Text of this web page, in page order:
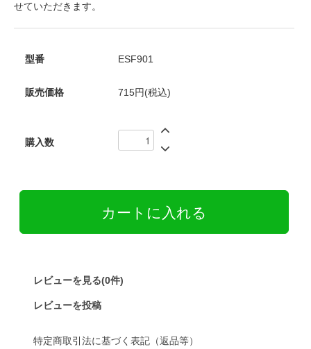
せていただきます。
型番 ESF901
販売価格 715円(税込)
購入数
レビューを見る(0件)
レビューを投稿
特定商取引法に基づく表記（返品等）